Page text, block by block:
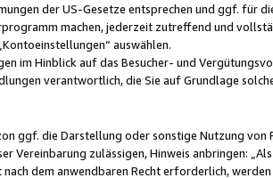
der US-Gesetze entsprechen und ggf. für
machen, jederzeit zutreffend und
auswählen.
im Hinblick auf das Besucher- und
verantwortlich, die Sie auf Grundlage
ggf. die Darstellung oder sonstige Nutzung
Vereinbarung zulässigen, Hinweis anbringen:
dem anwendbaren Recht erforderlich,